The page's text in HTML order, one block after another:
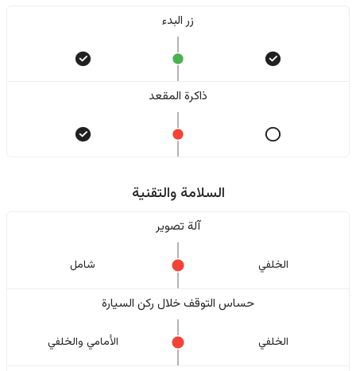
زر البدء
ذاكرة المقعد
السلامة والتقنية
آلة تصوير
الخلفي شامل
حساس التوقف خلال ركن السيارة
الخلفي الأمامي والخلفي